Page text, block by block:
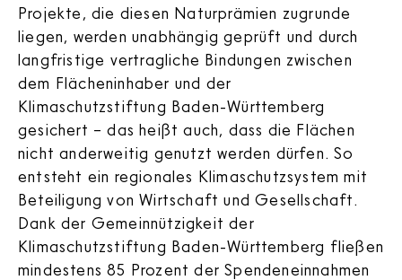
Projekte, die diesen Naturprämien zugrunde
liegen, werden unabhängig geprüft und durch
langfristige vertragliche Bindungen zwischen
dem Flächeninhaber und der
Klimaschutzstiftung Baden-Württemberg
gesichert – das heißt auch, dass die Flächen
nicht anderweitig genutzt werden dürfen. So
entsteht ein regionales Klimaschutzsystem mit
Beteiligung von Wirtschaft und Gesellschaft.
Dank der Gemeinnützigkeit der
Klimaschutzstiftung Baden-Württemberg fließen
mindestens 85 Prozent der Spendeneinnahmen